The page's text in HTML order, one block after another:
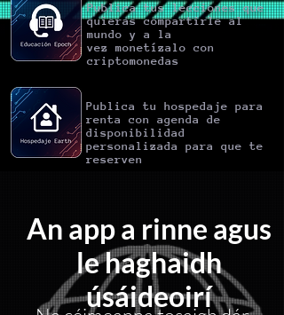
Publica tus lecciones que
quieras compartirle al
mundo y a la
vez monetízalo con
criptomonedas
Publica tu hospedaje para
renta con agenda de
disponibilidad
personalizada para que te
reserven
An app a rinne agus
le haghaidh
úsáideoirí